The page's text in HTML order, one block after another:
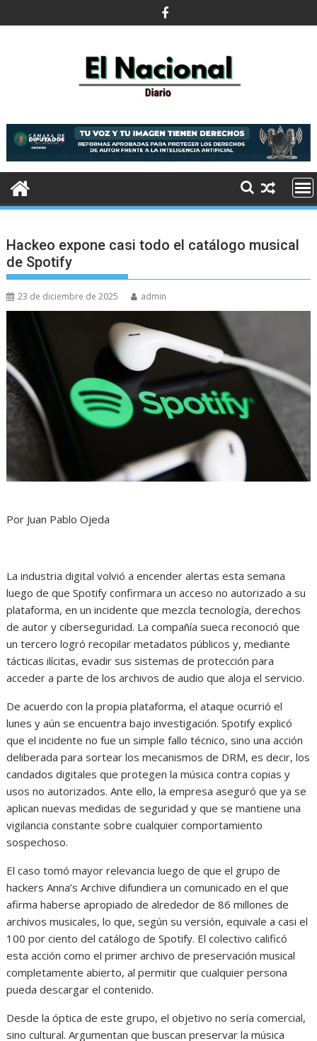
al
Hackeo expone casi todo el catálogo musical
de Spotify
23 de diciembre de 2025 admin
Por Juan Pablo Ojeda
La industria digital volvió a encender alertas esta semana
luego de que Spotify confirmara un acceso no autorizado a su
plataforma, en un incidente que mezcla tecnología, derechos
de autor y ciberseguridad. La compañía sueca reconoció que
un tercero logró recopilar metadatos públicos y, mediante
tácticas ilícitas, evadir sus sistemas de protección para
acceder a parte de los archivos de audio que aloja el servicio.
De acuerdo con la propia plataforma, el ataque ocurrió el
lunes y aún se encuentra bajo investigación. Spotify explicó
que el incidente no fue un simple fallo técnico, sino una acción
deliberada para sortear los mecanismos de DRM, es decir, los
candados digitales que protegen la música contra copias y
usos no autorizados. Ante ello, la empresa aseguró que ya se
aplican nuevas medidas de seguridad y que se mantiene una
vigilancia constante sobre cualquier comportamiento
sospechoso.
El caso tomó mayor relevancia luego de que el grupo de
hackers Anna’s Archive difundiera un comunicado en el que
afirma haberse apropiado de alrededor de 86 millones de
archivos musicales, lo que, según su versión, equivale a casi el
100 por ciento del catálogo de Spotify. El colectivo calificó
esta acción como el primer archivo de preservación musical
completamente abierto, al permitir que cualquier persona
pueda descargar el contenido.
Desde la óptica de este grupo, el objetivo no sería comercial,
sino cultural. Argumentan que buscan preservar la música